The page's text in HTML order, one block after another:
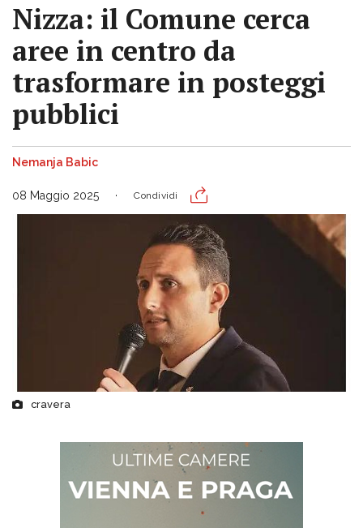
Nizza: il Comune cerca
aree in centro da
trasformare in posteggi
pubblici
Nemanja Babic
08 Maggio 2025 Condividi
cravera